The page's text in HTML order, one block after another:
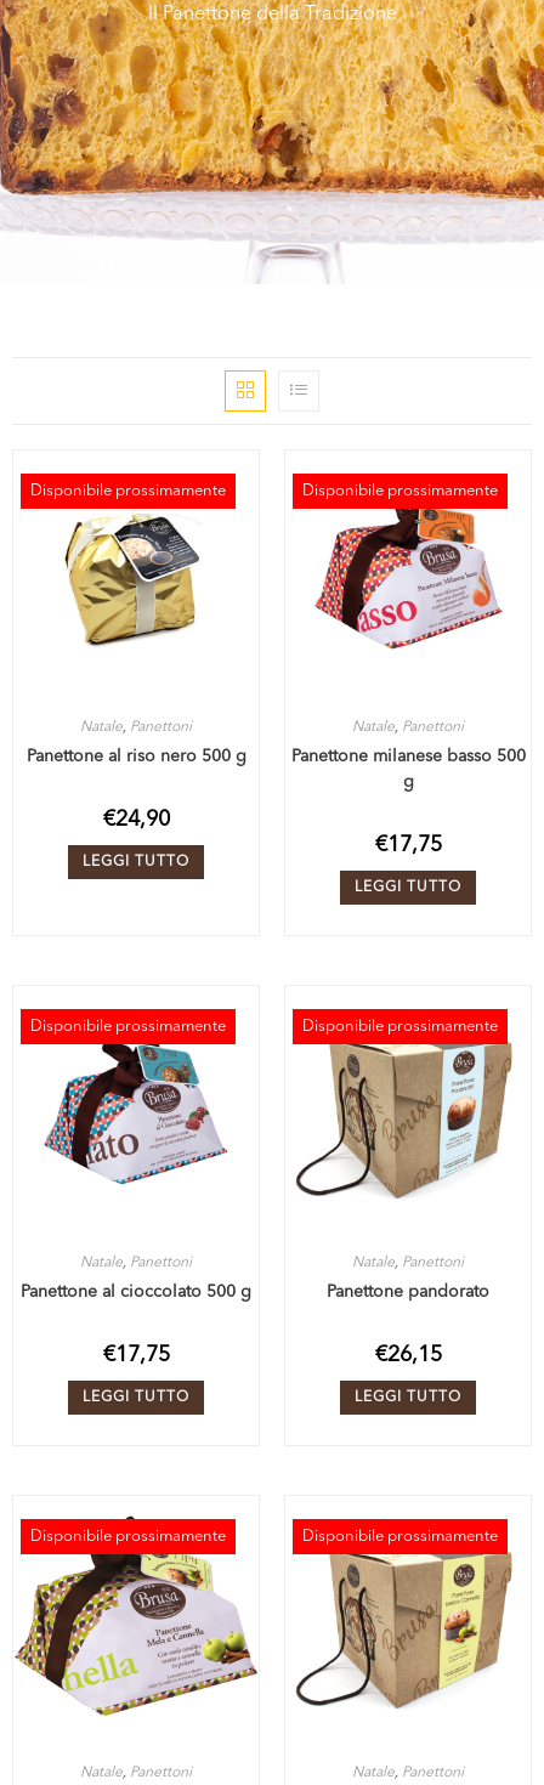
Il Panettone della Tradizione
Disponibile prossimamente
ESAURITO
Natale, Panettoni
Panettone al riso nero 500 g
€24,90
LEGGI TUTTO
Disponibile prossimamente
ESAURITO
Natale, Panettoni
Panettone milanese basso 500
g
€17,75
LEGGI TUTTO
Disponibile prossimamente
ESAURITO
Natale, Panettoni
Panettone al cioccolato 500 g
€17,75
LEGGI TUTTO
Disponibile prossimamente
ESAURITO
Natale, Panettoni
Panettone pandorato
€26,15
LEGGI TUTTO
Disponibile prossimamente
ESAURITO
Natale, Panettoni
Disponibile prossimamente
ESAURITO
Natale, Panettoni